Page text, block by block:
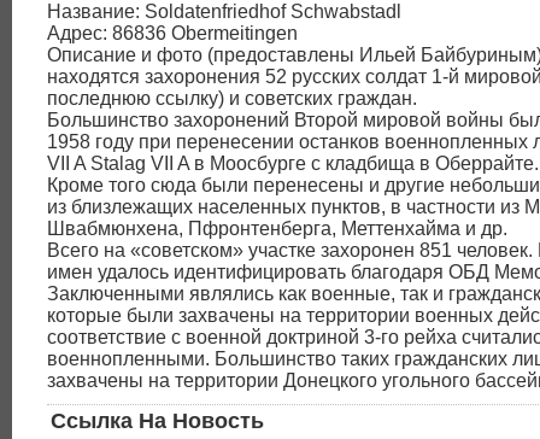
Название: Soldatenfriedhof Schwabstadl
Адрес: 86836 Obermeitingen
Описание и фото (предоставлены Ильей
находятся захоронения 52 русских солдат 1-й
последнюю ссылку) и советских граждан.
Большинство захоронений Второй мировой войны
1958 году при перенесении останков военнопленных
VII A Stalag VII A в Моосбурге с кладбища в Оберрайте.
Кроме того сюда были перенесены и другие
из близлежащих населенных пунктов, в частности из
Швабмюнхена, Пфронтенберга, Меттенхайма и др.
Всего на «советском» участке захоронен 851
имен удалось идентифицировать благодаря ОБД
Заключенными являлись как военные, так и
которые были захвачены на территории военных
соответствие с военной доктриной 3-го рейха
военнопленными. Большинство таких гражданских
захвачены на территории Донецкого угольного
Ссылка На Новость